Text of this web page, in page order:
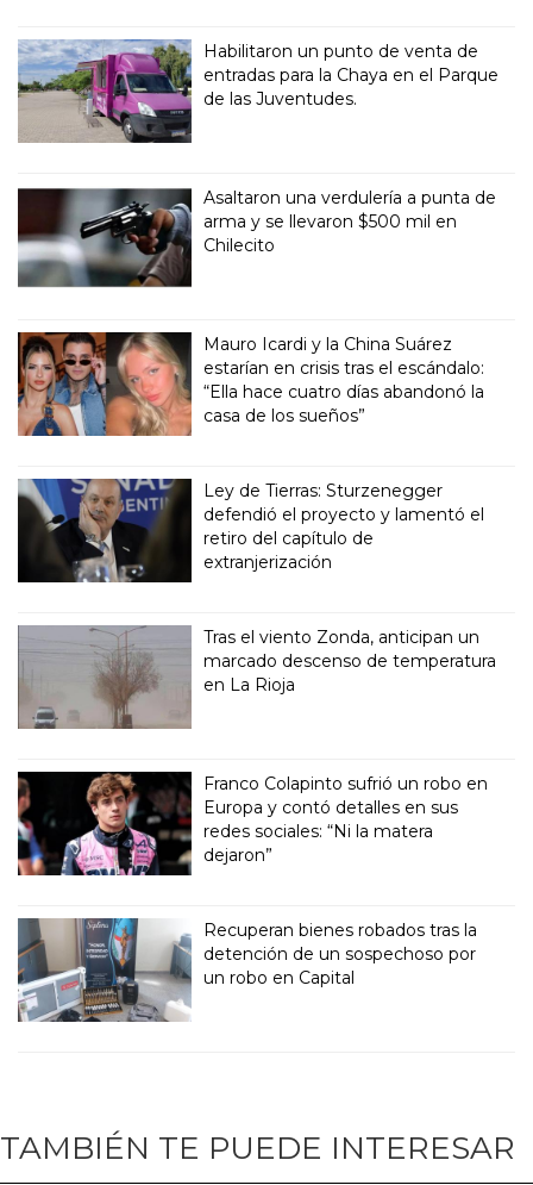
Habilitaron un punto de venta de
entradas para la Chaya en el Parque
de las Juventudes.
Asaltaron una verdulería a punta de
arma y se llevaron $500 mil en
Chilecito
Mauro Icardi y la China Suárez
estarían en crisis tras el escándalo:
“Ella hace cuatro días abandonó la
casa de los sueños”
Ley de Tierras: Sturzenegger
defendió el proyecto y lamentó el
retiro del capítulo de
extranjerización
Tras el viento Zonda, anticipan un
marcado descenso de temperatura
en La Rioja
Franco Colapinto sufrió un robo en
Europa y contó detalles en sus
redes sociales: “Ni la matera
dejaron”
Recuperan bienes robados tras la
detención de un sospechoso por
un robo en Capital
TAMBIÉN TE PUEDE INTERESAR